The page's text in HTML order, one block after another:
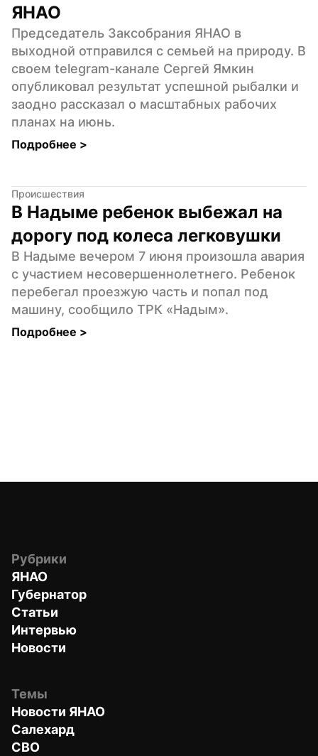
ЯНАО
Председатель Заксобрания ЯНАО в
выходной отправился с семьей на природу. В
своем telegram-канале Сергей Ямкин
опубликовал результат успешной рыбалки и
заодно рассказал о масштабных рабочих
планах на июнь.
Подробнее >
Происшествия
В Надыме ребенок выбежал на
дорогу под колеса легковушки
В Надыме вечером 7 июня произошла авария
с участием несовершеннолетнего. Ребенок
перебегал проезжую часть и попал под
машину, сообщило ТРК «Надым».
Подробнее >
Рубрики
ЯНАО
Губернатор
Статьи
Интервью
Новости
Темы
Новости ЯНАО
Салехард
СВО